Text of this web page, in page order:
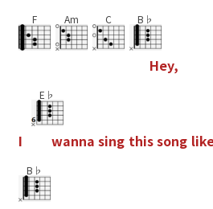
F Am C B♭
Hey,
I
E♭
wanna sing thissong lik
B♭